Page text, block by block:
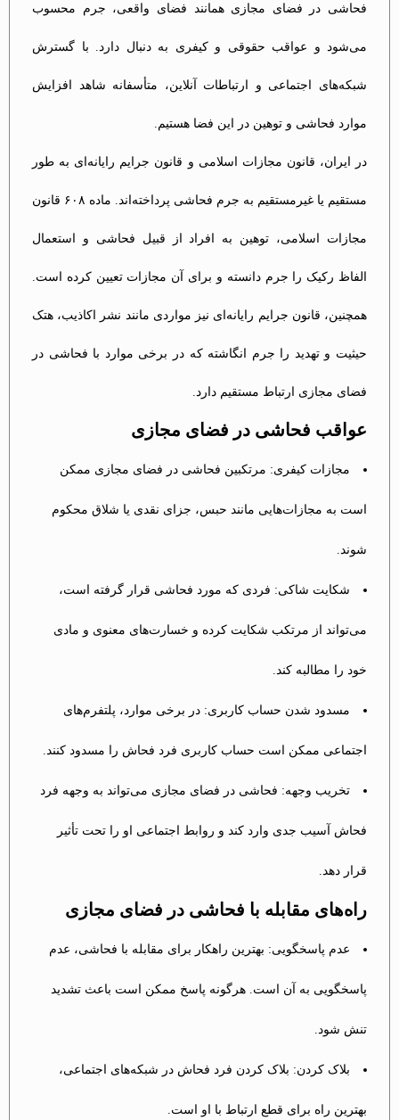
فحاشی در فضای مجازی همانند فضای واقعی، جرم محسوب
می‌شود و عواقب حقوقی و کیفری به دنبال دارد. با گسترش
شبکه‌های اجتماعی و ارتباطات آنلاین، متأسفانه شاهد افزایش
موارد فحاشی و توهین در این فضا هستیم.
در ایران، قانون مجازات اسلامی و قانون جرایم رایانه‌ای به طور
مستقیم یا غیرمستقیم به جرم فحاشی پرداخته‌اند. ماده ۶۰۸ قانون
مجازات اسلامی، توهین به افراد از قبیل فحاشی و استعمال
الفاظ رکیک را جرم دانسته و برای آن مجازات تعیین کرده است.
همچنین، قانون جرایم رایانه‌ای نیز مواردی مانند نشر اکاذیب، هتک
حیثیت و تهدید را جرم انگاشته که در برخی موارد با فحاشی در
فضای مجازی ارتباط مستقیم دارد.
عواقب فحاشی در فضای مجازی
مجازات کیفری: مرتکبین فحاشی در فضای مجازی ممکن
است به مجازات‌هایی مانند حبس، جزای نقدی یا شلاق محکوم
شوند.
شکایت شاکی: فردی که مورد فحاشی قرار گرفته است،
می‌تواند از مرتکب شکایت کرده و خسارت‌های معنوی و مادی
خود را مطالبه کند.
مسدود شدن حساب کاربری: در برخی موارد، پلتفرم‌های
اجتماعی ممکن است حساب کاربری فرد فحاش را مسدود کنند.
تخریب وجهه: فحاشی در فضای مجازی می‌تواند به وجهه فرد
فحاش آسیب جدی وارد کند و روابط اجتماعی او را تحت تأثیر
قرار دهد.
راه‌های مقابله با فحاشی در فضای مجازی
عدم پاسخگویی: بهترین راهکار برای مقابله با فحاشی، عدم
پاسخگویی به آن است. هرگونه پاسخ ممکن است باعث تشدید
تنش شود.
بلاک کردن: بلاک کردن فرد فحاش در شبکه‌های اجتماعی،
بهترین راه برای قطع ارتباط با او است.